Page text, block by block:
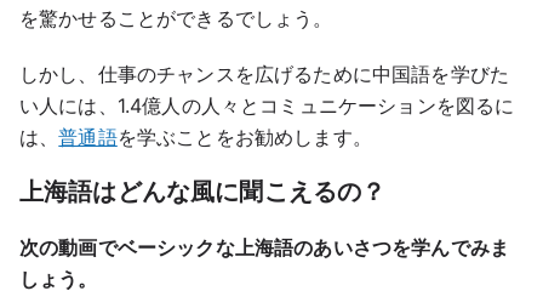
を驚かせることができるでしょう。
しかし、仕事のチャンスを広げるために中国語を学びた
い人には、1.4億人の人々とコミュニケーションを図るに
は、普通語を学ぶことをお勧めします。
上海語はどんな風に聞こえるの？
次の動画でベーシックな上海語のあいさつを学んでみま
しょう。